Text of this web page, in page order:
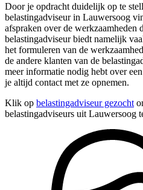
Door je opdracht duidelijk op te
belastingadviseur in Lauwersoog
afspraken over de werkzaamheden
belastingadviseur biedt namelijk
het formuleren van de
de andere klanten van de
meer informatie nodig hebt over
je altijd contact met ze opnemen.
Klik op belastingadviseur gezocht
belastingadviseurs uit Lauwersoog